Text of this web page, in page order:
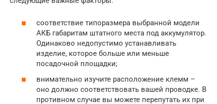
соответствие типоразмера выбранной модели
АКБ габаритам штатного места под аккумулятор.
Одинаково недопустимо устанавливать
изделие, которое больше или меньше
посадочной площадки;
внимательно изучите расположение клемм –
оно должно соответствовать вашей проводке. В
противном случае вы можете перепутать их при